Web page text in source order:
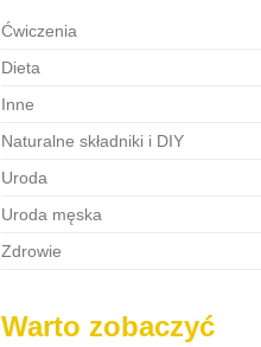
Ćwiczenia
Dieta
Inne
Naturalne składniki i DIY
Uroda
Uroda męska
Zdrowie
Warto zobaczyć